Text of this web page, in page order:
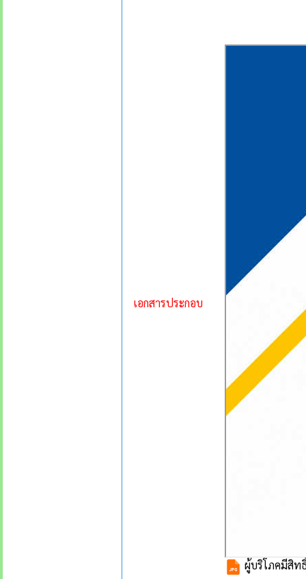
เอกสารประกอบ
ผู้บริโภคมีสิท